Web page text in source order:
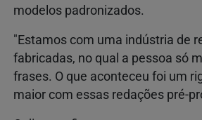
modelos padronizados.
"Estamos com uma indústria de
fabricadas, no qual a pessoa só
frases. O que aconteceu foi um
maior com essas redações pré-